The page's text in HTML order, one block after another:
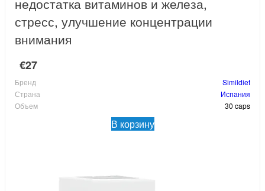
стресс, улучшение концентрации
внимания
€27
Бренд
Simildiet
Страна
Испания
Объем
30 caps
В корзину